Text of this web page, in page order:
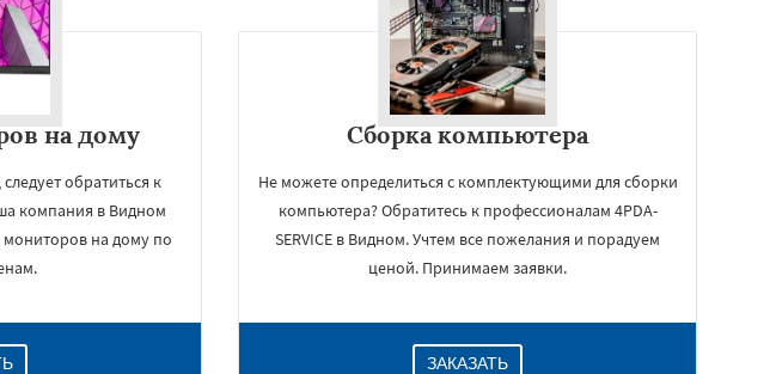
на дому
обратиться к
компания в Видном
мониторов на дому по
Сборка компьютера
Не можете определиться с комплектующими для сборки
компьютера? Обратитесь к профессионалам 4PDA-
SERVICE в Видном. Учтем все пожелания и порадуем
ценой. Принимаем заявки.
ЗАКАЗАТЬ
данных